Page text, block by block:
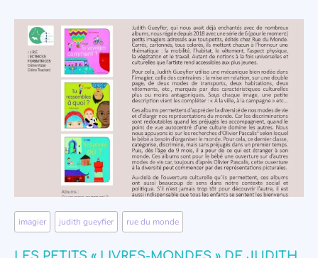
imagier judith gueyfier rue du monde